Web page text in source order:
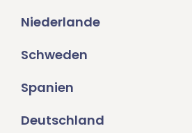
Niederlande
Schweden
Spanien
Deutschland